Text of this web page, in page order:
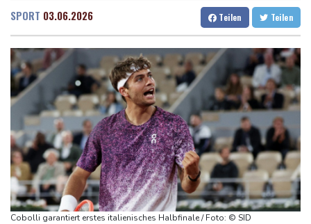
Dresden
Wien
18 °C
Baden-Baden
16 °C
Ätna auf Sizilien ausgebrochen - Flugverkehr in Catania
Doppelpack Freigang: Frankfurt schlägt auch Malmö
Explosion mutmaßlich ukrainischer Drohne in Bulgarien löst
diplomatische Verstimmung aus
Selenskyj warnt vor Folgen russischer Angriffe - Vucic für
Integrität der Ukraine
Sieg auf der längsten Etappe: Vollering übernimmt
Gesamtführung
Drohne explodiert an der Grenze zwischen Rumänien und
Bulgarien nahe Gaspipeline
SPORT 03.06.2026 Teilen Teilen
Cobolli garantiert erstes italienisches Halbfinale / Foto: © SID